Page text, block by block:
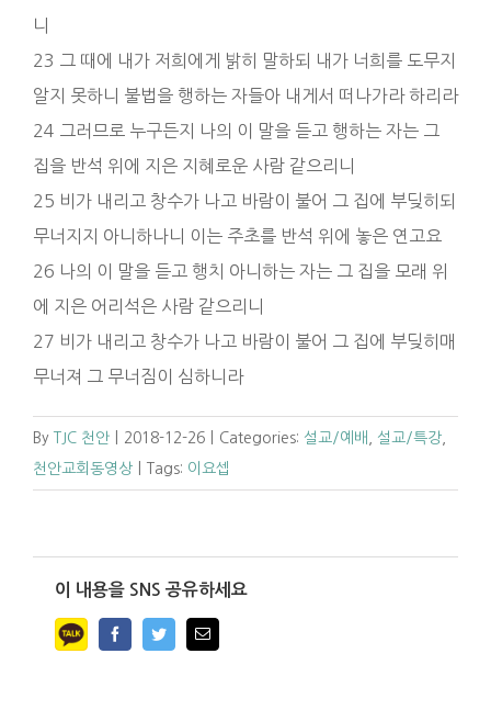
니
23 그 때에 내가 저희에게 밝히 말하되 내가 너희를 도무지
알지 못하니 불법을 행하는 자들아 내게서 떠나가라 하리라
24 그러므로 누구든지 나의 이 말을 듣고 행하는 자는 그
집을 반석 위에 지은 지혜로운 사람 같으리니
25 비가 내리고 창수가 나고 바람이 불어 그 집에 부딪히되
무너지지 아니하나니 이는 주초를 반석 위에 놓은 연고요
26 나의 이 말을 듣고 행치 아니하는 자는 그 집을 모래 위
에 지은 어리석은 사람 같으리니
27 비가 내리고 창수가 나고 바람이 불어 그 집에 부딪히매
무너져 그 무너짐이 심하니라
By TJC 천안 2018-12-26 Categories: 설교/예배 설교/특강
천안교회동영상
Tags: 이요셉
이 내용을 SNS 공유하세요
FacebookTwitterEmail